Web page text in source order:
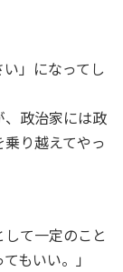
」になってし
政治家には政
り越えてやっ
て一定のこと
もいい。」